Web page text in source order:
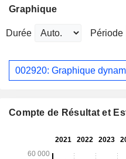
Graphique
Durée Période
002920: Graphique
Compte de Résultat et